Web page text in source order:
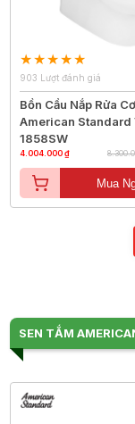
903 Lượt đánh giá
Bồn Cầu Nắp Rửa Cơ
American Standard
1858SW
4.004.000 ₫
Mua
SEN TẮM